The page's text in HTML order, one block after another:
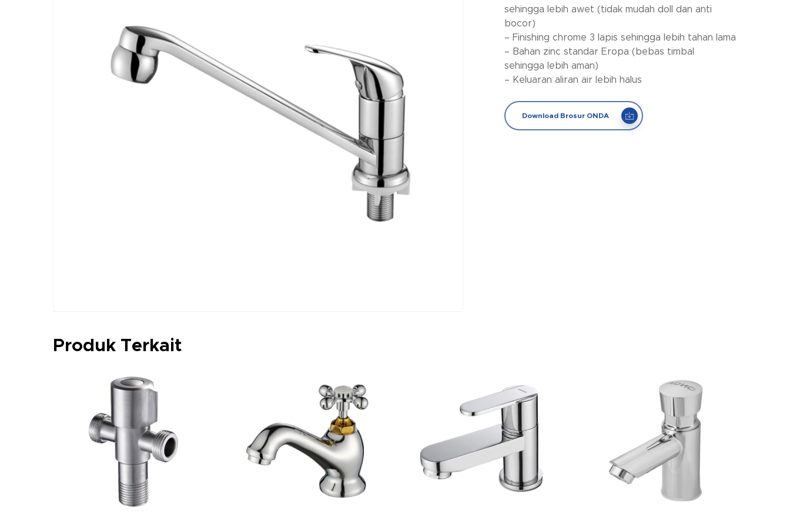
sehingga lebih awet (tidak mudah doll dan anti
bocor)
– Finishing chrome 3 lapis sehingga lebih tahan lama
– Bahan zinc standar Eropa (bebas timbal
sehingga lebih aman)
– Keluaran aliran air lebih halus
Download Brosur ONDA
Produk Terkait